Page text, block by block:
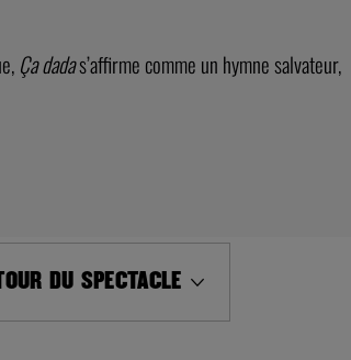
Ça dadas’affirme comme un hymne salvateur,
DU SPECTACLE